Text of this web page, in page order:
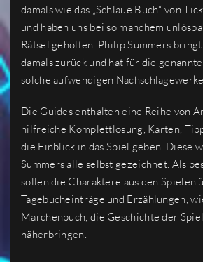
damals wie das „Schlaue Buch“ von
und haben uns bei so manchem
Rätsel geholfen. Philip Summers
damals zurück und hat für die
solche aufwendigen
Die Guides enthalten eine Reihe von
hilfreiche Komplettlösung, Karten,
die Einblick in das Spiel geben. Diese
Summers alle selbst gezeichnet. Als
sollen die Charaktere aus den Spielen
Tagebucheinträge und Erzählungen,
Märchenbuch, die Geschichte der
näherbringen.